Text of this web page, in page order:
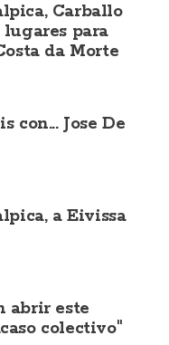
Carballo
lugares para
da Morte
con... Jose De
a Eivissa
abrir este
colectivo"